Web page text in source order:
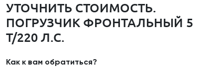
УТОЧНИТЬ СТОИМОСТЬ.
ПОГРУЗЧИК ФРОНТАЛЬНЫЙ 5
Т/220 Л.С.
Как к вам обратиться?